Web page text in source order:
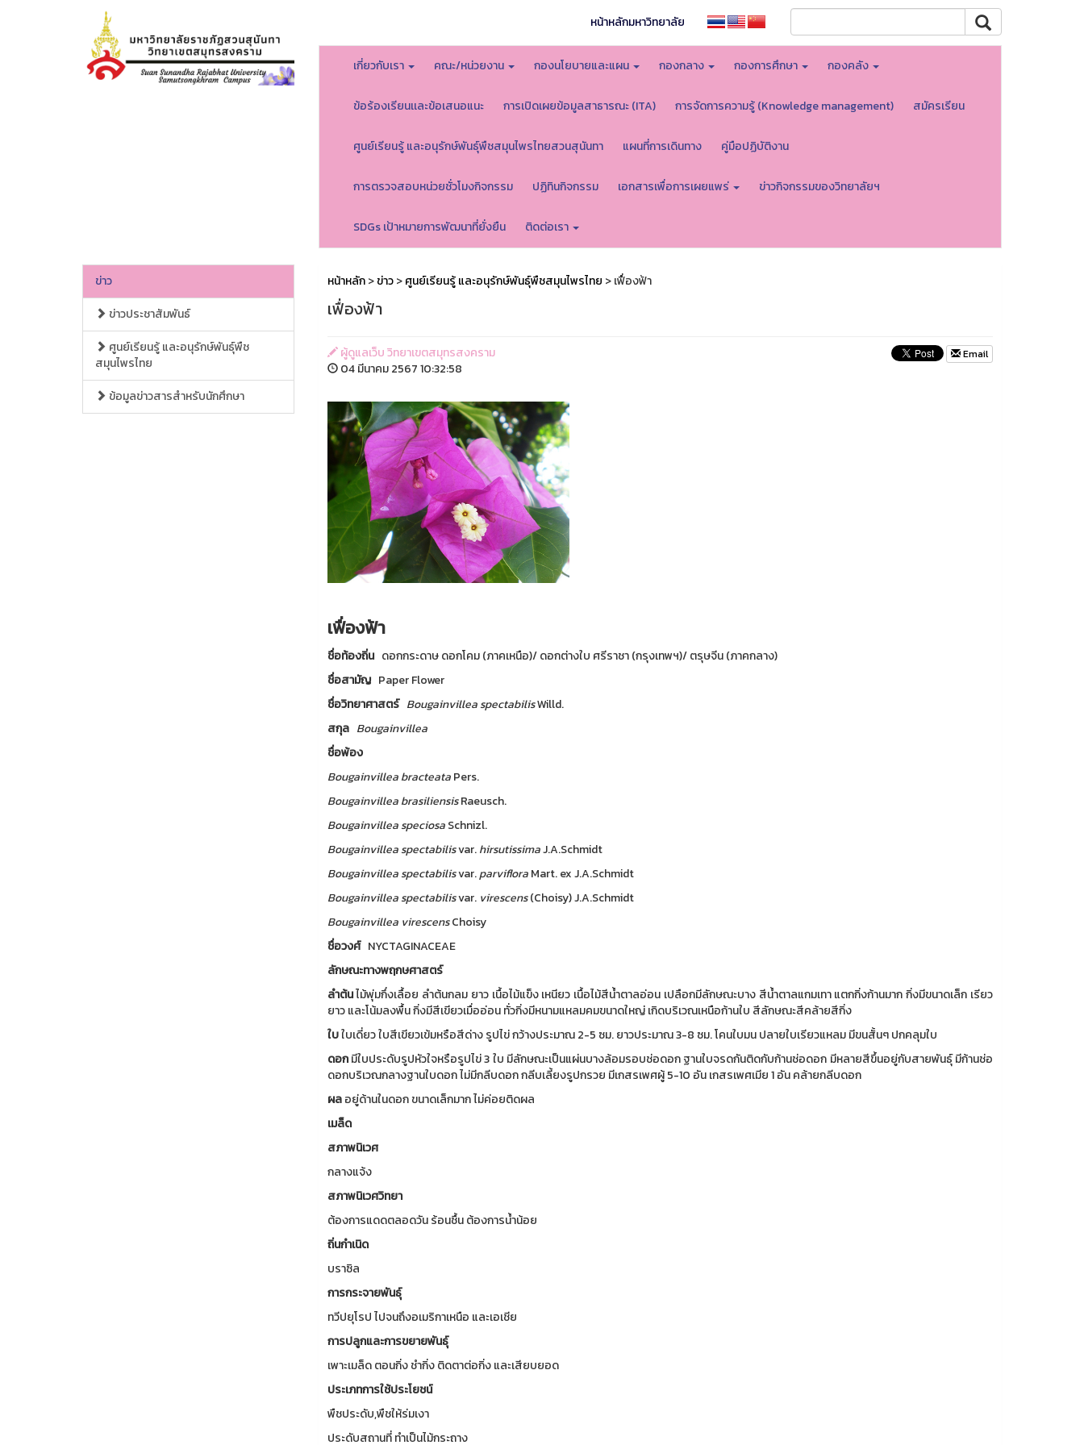
หน้าหลักมหาวิทยาลัย
เกี่ยวกับเรา คณะ/หน่วยงาน กองนโยบายและแผน กองกลาง กองการศึกษา กองคลัง
ข้อร้องเรียนเเละข้อเสนอแนะ การเปิดเผยข้อมูลสาธารณะ (ITA) การจัดการความรู้ (Knowledge management) สมัครเรียน
ศูนย์เรียนรู้ และอนุรักษ์พันธุ์พืชสมุนไพรไทยสวนสุนันทา แผนที่การเดินทาง คู่มือปฏิบัติงาน
การตรวจสอบหน่วยชั่วโมงกิจกรรม ปฏิทินกิจกรรม เอกสารเพื่อการเผยแพร่ ข่าวกิจกรรมของวิทยาลัยฯ
SDGs เป้าหมายการพัฒนาที่ยั่งยืน ติดต่อเรา
ข่าว
ข่าวประชาสัมพันธ์
ศูนย์เรียนรู้ และอนุรักษ์พันธุ์พืช
สมุนไพรไทย
ข้อมูลข่าวสารสำหรับนักศึกษา
หน้าหลัก>ข่าว>ศูนย์เรียนรู้ และอนุรักษ์พันธุ์พืชสมุนไพรไทย > เฟื่องฟ้า
เฟื่องฟ้า
ผู้ดูแลเว็บ วิทยาเขตสมุทรสงคราม
04 มีนาคม 2567 10:32:58
Email
เฟื่องฟ้า
ชื่อท้องถิ่น ดอกกระดาษ ดอกโคม (ภาคเหนือ)/ ดอกต่างใบ ศรีราชา (กรุงเทพฯ)/ ตรุษจีน (ภาคกลาง)
ชื่อสามัญ Paper Flower
ชื่อวิทยาศาสตร์ Bougainvillea spectabilisWilld.
สกุล Bougainvillea
ชื่อพ้อง
Bougainvillea bracteataPers.
Bougainvillea brasiliensisRaeusch.
Bougainvillea speciosaSchnizl.
Bougainvillea spectabilisvar.hirsutissimaJ.A.Schmidt
Bougainvillea spectabilisvar.parvifloraMart. ex J.A.Schmidt
Bougainvillea spectabilisvar. virescens(Choisy) J.A.Schmidt
Bougainvillea virescensChoisy
ชื่อวงศ์ NYCTAGINACEAE
ลักษณะทางพฤกษศาสตร์
ลำต้นไม้พุ่มกึ่งเลื้อย ลำต้นกลม ยาว เนื้อไม้แข็ง เหนียว เนื้อไม้สีน้ำตาลอ่อน เปลือกมีลักษณะบาง สีน้ำตาลแกมเทา แตกกิ่งก้านมาก กิ่งมีขนาดเล็ก เรียว
ยาว และโน้มลงพื้น กิ่งมีสีเขียวเมื่ออ่อน ทั่วกิ่งมีหนามแหลมคมขนาดใหญ่ เกิดบริเวณเหนือก้านใบ สีลักษณะสีคล้ายสีกิ่ง
ใบใบเดี่ยว ใบสีเขียวเข้มหรือสีด่าง รูปไข่ กว้างประมาณ 2-5 ซม. ยาวประมาณ 3-8 ซม. โคนใบมน ปลายใบเรียวแหลม มีขนสั้นๆ ปกคลุมใบ
ดอกมีใบประดับรูปหัวใจหรือรูปไข่ 3 ใบ มีลักษณะเป็นแผ่นบางล้อมรอบช่อดอก ฐานใบจรดกันติดกับก้านช่อดอก มีหลายสีขึ้นอยู่กับสายพันธุ์ มีก้านช่อ
ดอกบริเวณกลางฐานใบดอก ไม่มีกลีบดอก กลีบเลี้ยงรูปกรวย มีเกสรเพศผู้ 5-10 อัน เกสรเพศเมีย 1 อัน คล้ายกลีบดอก
ผลอยู่ด้านในดอก ขนาดเล็กมาก ไม่ค่อยติดผล
เมล็ด
สภาพนิเวศ
กลางแจ้ง
สภาพนิเวศวิทยา
ต้องการแดดตลอดวัน ร้อนชื้น ต้องการน้ำน้อย
ถิ่นกำเนิด
บราซิล
การกระจายพันธุ์
ทวีปยุโรป ไปจนถึงอเมริกาเหนือ และเอเชีย
การปลูกและการขยายพันธุ์
เพาะเมล็ด ตอนกิ่ง ชำกิ่ง ติดตาต่อกิ่ง และเสียบยอด
ประเภทการใช้ประโยชน์
พืชประดับ,พืชให้ร่มเงา
ประดับสถานที่ ทำเป็นไม้กระถาง